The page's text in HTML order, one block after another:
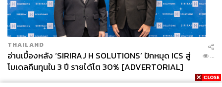
THAILAND
อ่านเบื้องหลัง ‘SIRIRAJ H SOLUTIONS’ ปักหมุด ICS สู่
โมเดลคืนทุนใน 3 ปี รายได้โต 30% [ADVERTORIAL]
...